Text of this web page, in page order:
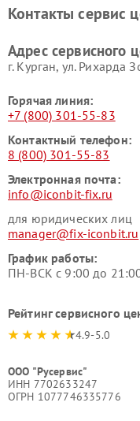
Контакты сервис
Адрес сервисного
г. Курган, ул. Рихарда
Горячая линия:
+7 (800) 301-55-83
Контактный телефон:
8 (800) 301-55-83
Электронная почта:
info@iconbit-fix.ru
для юридических лиц
manager@fix-iconbit.ru
График работы:
ПН-ВСК с 9:00 до
Рейтинг сервисного
4.9-5.0
ООО "Русервис"
ИНН 7702633247
ОГРН 1077746335776